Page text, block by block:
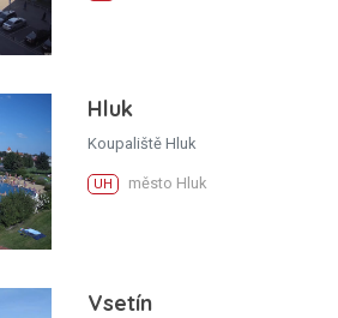
Hluk
Koupaliště Hluk
UH město Hluk
Vsetín